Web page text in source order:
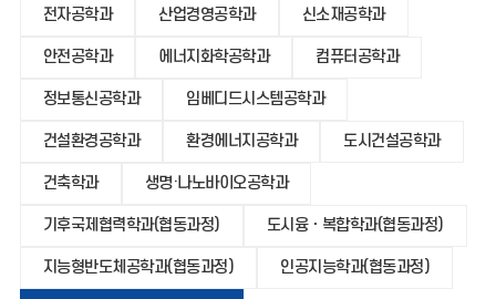
전자공학과 산업경영공학과 신소재공학과
안전공학과 에너지화학공학과 컴퓨터공학과
정보통신공학과 임베디드시스템공학과
건설환경공학과 환경에너지공학과 도시건설공학과
건축학과 생명·나노바이오공학과
기후국제협력학과(협동과정) 도시융ㆍ복합학과(협동과정)
지능형반도체공학과(협동과정) 인공지능학과(협동과정)